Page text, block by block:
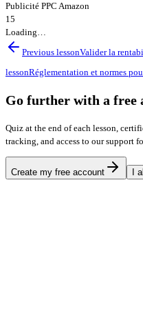
Publicité PPC Amazon
15
Loading…
Previous lessonValider la
lessonRéglementation et normes
Go further with a free
Quiz at the end of each lesson,
tracking, and access to our support
Create my free account I